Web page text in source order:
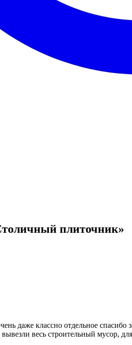
плиточник»
даже классно отдельное
весь строительный мусор,